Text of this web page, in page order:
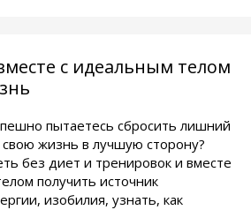
с идеальным телом
пытаетесь сбросить лишний
жизнь в лучшую сторону?
без диет и тренировок и вместе
получить источник
изобилия, узнать, как